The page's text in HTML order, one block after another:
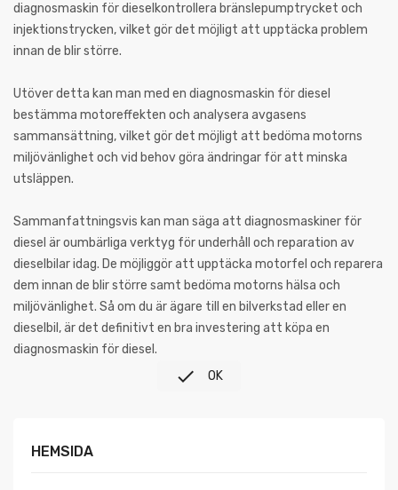
diagnosmaskin för dieselkontrollera bränslepumptrycket och
injektionstrycken, vilket gör det möjligt att upptäcka problem
innan de blir större.
Utöver detta kan man med en diagnosmaskin för diesel
bestämma motoreffekten och analysera avgasens
sammansättning, vilket gör det möjligt att bedöma motorns
miljövänlighet och vid behov göra ändringar för att minska
utsläppen.
Sammanfattningsvis kan man säga att diagnosmaskiner för
diesel är oumbärliga verktyg för underhåll och reparation av
dieselbilar idag. De möjliggör att upptäcka motorfel och reparera
dem innan de blir större samt bedöma motorns hälsa och
miljövänlighet. Så om du är ägare till en bilverkstad eller en
dieselbil, är det definitivt en bra investering att köpa en
diagnosmaskin för diesel.
 OK
HEMSIDA